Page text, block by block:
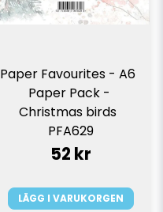
Paper Favourites - A6
Paper Pack -
Christmas birds
PFA629
52 kr
LÄGG I VARUKORGEN